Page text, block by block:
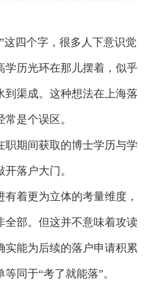
四个字，很多人下意识觉
学历光环在那儿摆着，似乎
到渠成。这种想法在上海落
是个误区。
期间获取的博士学历与学
落户大门。
着更为立体的考量维度，
全部。但这并不意味着攻读
实能为后续的落户申请积累
同于“考了就能落”。